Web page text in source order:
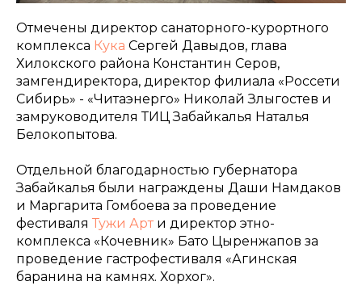
Отмечены директор санаторного-курортного
комплекса Кука Сергей Давыдов, глава
Хилокского района Константин Серов,
замгендиректора, директор филиала «Россети
Сибирь» - «Читаэнерго» Николай Злыгостев и
замруководителя ТИЦ Забайкалья Наталья
Белокопытова.
Отдельной благодарностью губернатора
Забайкалья были награждены Даши Намдаков
и Маргарита Гомбоева за проведение
фестиваля Тужи Арти директор этно-
комплекса «Кочевник» Бато Цыренжапов за
проведение гастрофестиваля «Агинская
баранина на камнях. Хорхог».